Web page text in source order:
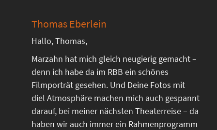
Thomas Eberlein
Hallo, Thomas,
Marzahn hat mich gleich neugierig gemacht –
denn ich habe da im RBB ein schönes
Filmporträt gesehen. Und Deine Fotos mit
diel Atmosphäre machen mich auch gespannt
darauf, bei meiner nächsten Theaterreise – da
haben wir auch immer ein Rahmenprogramm